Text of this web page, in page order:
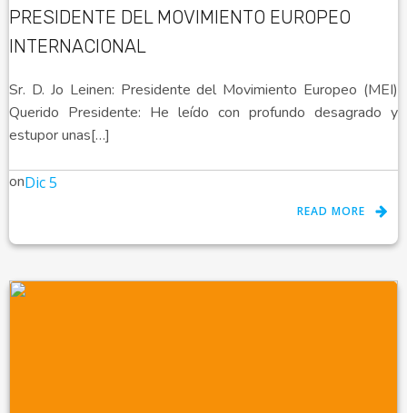
PRESIDENTE DEL MOVIMIENTO EUROPEO
INTERNACIONAL
Sr. D. Jo Leinen: Presidente del Movimiento Europeo (MEI)
Querido Presidente: He leído con profundo desagrado y
estupor unas[…]
onDic 5
READ MORE